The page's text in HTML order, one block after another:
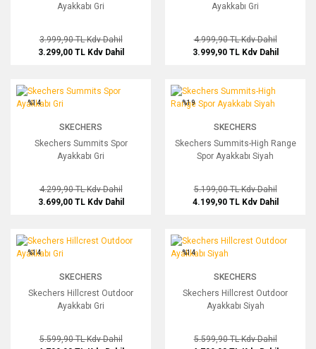
Ayakkabı Gri
3.999,90 TLKdv Dahil
3.299,00 TL Kdv Dahil
Ayakkabı Gri
4.999,90 TLKdv Dahil
3.999,90 TL Kdv Dahil
Skechers Summits Spor Ayakkabı Gri
%14
SKECHERS
Skechers Summits Spor
Ayakkabı Gri
4.299,90 TLKdv Dahil
3.699,00 TL Kdv Dahil
Skechers Summits-High Range Spor
%19
SKECHERS
Skechers Summits-High Range
Spor Ayakkabı Siyah
5.199,00 TLKdv Dahil
4.199,90 TL Kdv Dahil
Skechers Hillcrest Outdoor Ayakkabı Gri
%14
SKECHERS
Skechers Hillcrest Outdoor
Ayakkabı Gri
5.599,90 TLKdv Dahil
Skechers Hillcrest Outdoor Ayakkabı
%14
SKECHERS
Skechers Hillcrest Outdoor
Ayakkabı Siyah
5.599,90 TLKdv Dahil